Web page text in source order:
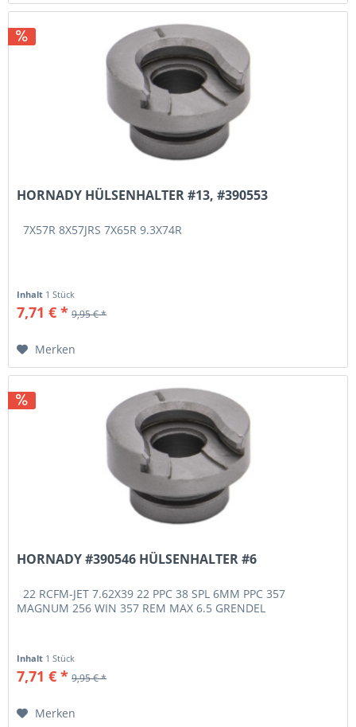
HORNADY HÜLSENHALTER #13, #390553
7X57R 8X57JRS 7X65R 9.3X74R
Inhalt 1 Stück
7,71 € * 9,95 € *
Merken
HORNADY #390546 HÜLSENHALTER #6
22 RCFM-JET 7.62X39 22 PPC 38 SPL 6MM PPC 357
MAGNUM 256 WIN 357 REM MAX 6.5 GRENDEL
Inhalt 1 Stück
7,71 € * 9,95 € *
Merken